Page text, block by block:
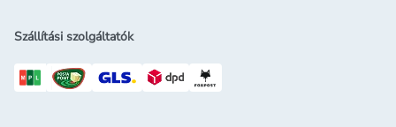
Szállítási szolgáltatók